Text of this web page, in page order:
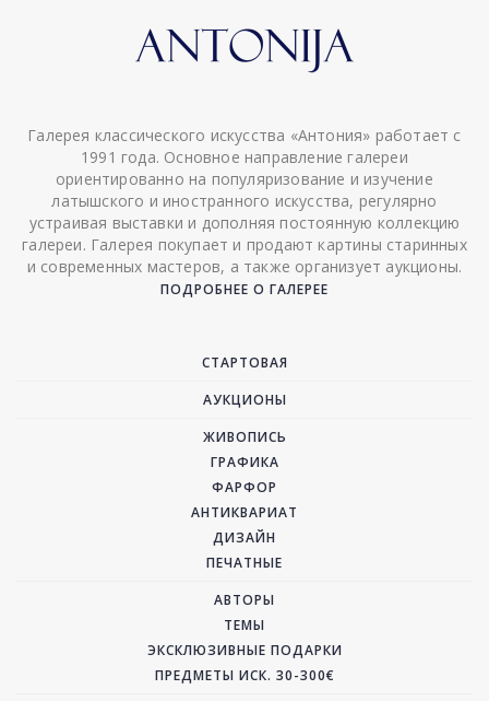
Галерея классического искусства «Антония» работает с
1991 года. Основное направление галереи
ориентированно на популяризование и изучение
латышского и иностранного искусства, регулярно
устраивая выставки и дополняя постоянную коллекцию
галереи. Галерея покупает и продают картины старинных
и современных мастеров, а также организует аукционы.
ПОДРОБНЕЕ О ГАЛЕРЕЕ
СТАРТОВАЯ
АУКЦИОНЫ
ЖИВОПИСЬ
ГРАФИКА
ФАРФОР
АНТИКВАРИАТ
ДИЗАЙН
ПЕЧАТНЫЕ
АВТОРЫ
ТЕМЫ
ЭКСКЛЮЗИВНЫЕ ПОДАРКИ
ПРЕДМЕТЫ ИСК. 30-300€